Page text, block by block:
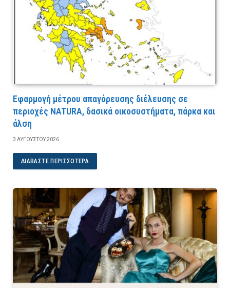
Εφαρμογή μέτρου απαγόρευσης διέλευσης σε
περιοχές NATURA, δασικά οικοσυστήματα, πάρκα και
άλση
3 ΑΥΓΟΎΣΤΟΥ 2026
ΔΙΑΒΆΣΤΕ ΠΕΡΙΣΣΌΤΕΡΑ